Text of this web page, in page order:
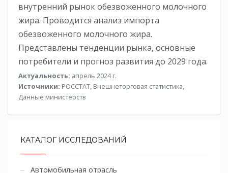
внутренний рынок обезвоженного молочного
жира. Проводится анализ импорта
обезвоженного молочного жира.
Представлены тенденции рынка, основные
потребители и прогноз развития до 2029 года.
Актуальность: апрель 2024 г.
Источники: РОССТАТ, Внешнеторговая статистика,
Данные министерств
КАТАЛОГ ИССЛЕДОВАНИЙ
Автомобильная отрасль